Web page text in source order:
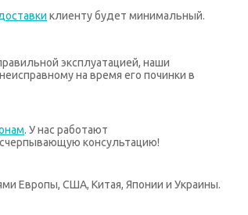
клиенту будет минимальный.
эксплуатацией, наши
на время его починки в
. У нас работают
консультацию!
Европы, США, Китая, Японии и Украины.